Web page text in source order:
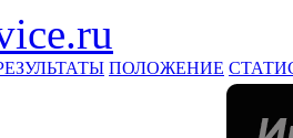
ПОЛОЖЕНИЕ